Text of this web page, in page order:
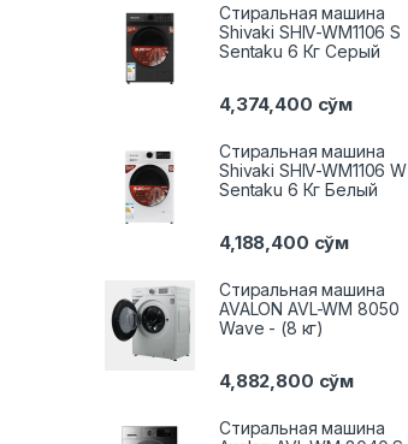
Стиральная машина
Shivaki SHIV-WM1106 S
Sentaku 6 Кг Серый
4,374,400 сўм
Стиральная машина
Shivaki SHIV-WM1106 W
Sentaku 6 Кг Белый
4,188,400 сўм
Стиральная машина
AVALON AVL-WM 8050
Wave - (8 кг)
4,882,800 сўм
Стиральная машина